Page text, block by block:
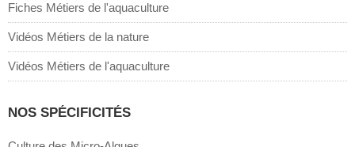
Fiches Métiers de l'aquaculture
Vidéos Métiers de la nature
Vidéos Métiers de l'aquaculture
NOS SPÉCIFICITÉS